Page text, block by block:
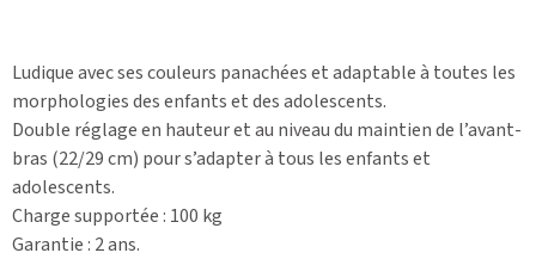
Ludique avec ses couleurs panachées et adaptable à toutes les
morphologies des enfants et des adolescents.
Double réglage en hauteur et au niveau du maintien de l’avant-
bras (22/29 cm) pour s’adapter à tous les enfants et
adolescents.
Charge supportée : 100 kg
Garantie : 2 ans.